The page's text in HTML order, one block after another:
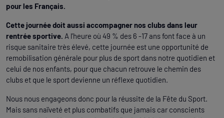
pour les Français.
Cette journée doit aussi accompagner nos clubs dans leur
rentrée sportive. A l’heure où 49 % des 6 -17 ans font face à un
risque sanitaire très élevé, cette journée est une opportunité de
remobilisation générale pour plus de sport dans notre quotidien et
celui de nos enfants, pour que chacun retrouve le chemin des
clubs et que le sport devienne un réflexe quotidien.
Nous nous engageons donc pour la réussite de la Fête du Sport.
Mais sans naïveté et plus combatifs que jamais car conscients